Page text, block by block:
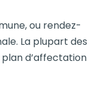
ou rendez-
La plupart des
d’affectation